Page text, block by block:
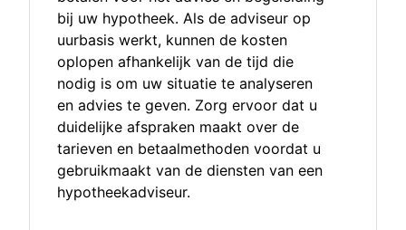
bij uw hypotheek. Als de adviseur op
uurbasis werkt, kunnen de kosten
oplopen afhankelijk van de tijd die
nodig is om uw situatie te analyseren
en advies te geven. Zorg ervoor dat u
duidelijke afspraken maakt over de
tarieven en betaalmethoden voordat u
gebruikmaakt van de diensten van een
hypotheekadviseur.